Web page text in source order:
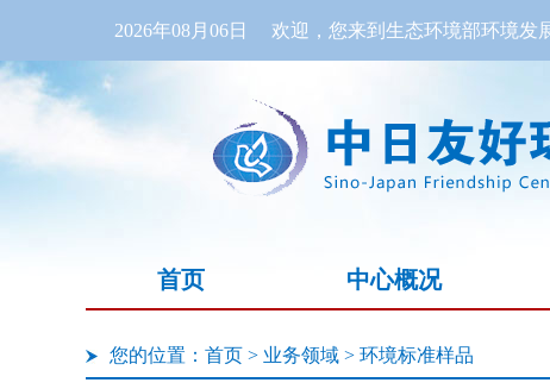
2026年08月06日 欢迎，您来到生态环境部环境发
首页 中心概况
您的位置： 首页 > 业务领域 > 环境标准样品